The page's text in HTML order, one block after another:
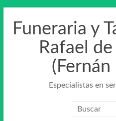
contenido
Funeraria y
Rafael
(Fernán
Especialistas en